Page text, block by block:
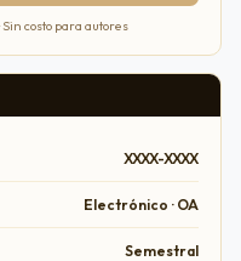
Sin costo para autores
XXXX-XXXX
Electrónico · OA
Semestral